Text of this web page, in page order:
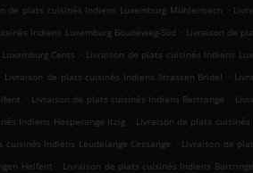
de plats cuisinés Indiens Luxemburg Mühlenbach .
Indiens Luxemburg Bouneweg-Süd . Livraison de
Cents . Livraison de plats cuisinés Indiens
. Livraison de plats cuisinés Indiens Strassen Bridel .
. Livraison de plats cuisinés Indiens Bertrange .
Indiens Hesperange Itzig . Livraison de plats cuisinés
cuisinés Indiens Leudelange Cessange . Livraison de
Helfent . Livraison de plats cuisinés Indiens